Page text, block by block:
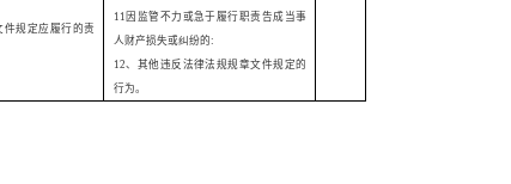
规定应履行的责
11 因监管不力或急于履行职责告成当事
人财产损失或纠纷的 :
12、其他违反法律法规规章文件规定的
行为。